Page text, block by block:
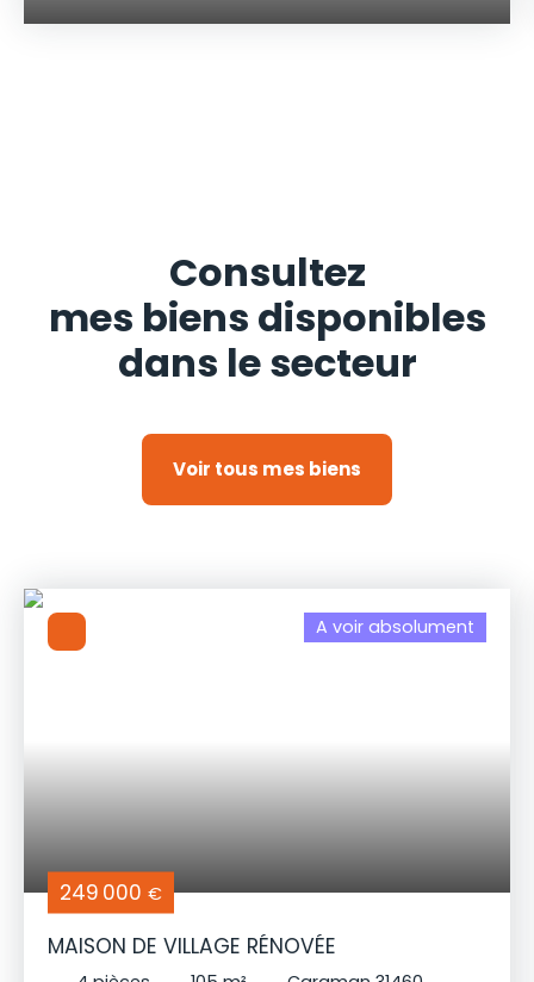
Consultez
mes biens disponibles
dans le secteur
Voir tous mes biens
A voir absolument
249 000 €
MAISON DE VILLAGE RÉNOVÉE